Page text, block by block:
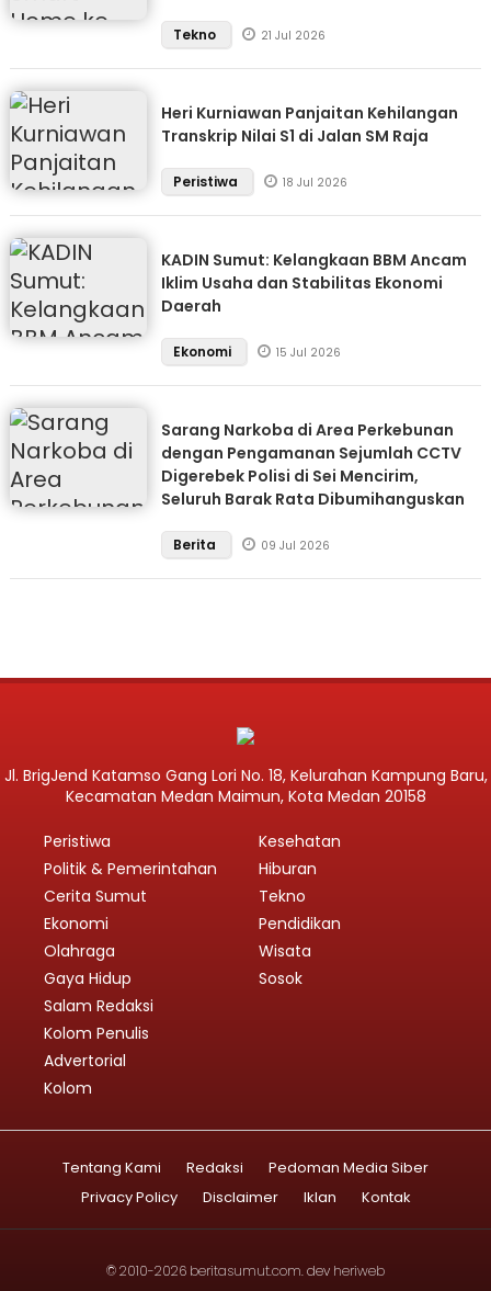
Tekno 21 Jul 2026
Heri Kurniawan Panjaitan Kehilangan
Transkrip Nilai S1 di Jalan SM Raja
Peristiwa 18 Jul 2026
KADIN Sumut: Kelangkaan BBM Ancam
Iklim Usaha dan Stabilitas Ekonomi
Daerah
Ekonomi 15 Jul 2026
Sarang Narkoba di Area Perkebunan
dengan Pengamanan Sejumlah CCTV
Digerebek Polisi di Sei Mencirim,
Seluruh Barak Rata Dibumihanguskan
Berita 09 Jul 2026
Jl. BrigJend Katamso Gang Lori No. 18, Kelurahan Kampung Baru,
Kecamatan Medan Maimun, Kota Medan 20158
Peristiwa
Politik & Pemerintahan
Cerita Sumut
Ekonomi
Olahraga
Gaya Hidup
Kesehatan
Hiburan
Tekno
Pendidikan
Wisata
Sosok
Salam Redaksi
Kolom Penulis
Advertorial
Kolom
Tentang Kami Redaksi
Pedoman Media Siber
Privacy Policy
Disclaimer Iklan Kontak
© 2010-2026 beritasumut.com. dev heriweb